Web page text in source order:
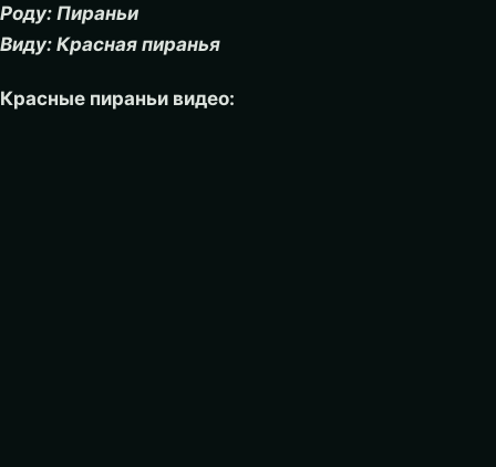
Роду: Пираньи
Виду: Красная пиранья
Красные пираньи видео: